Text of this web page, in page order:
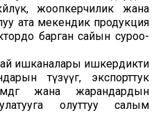
жоопкерчилик жана
ата мекендик продукция
барган сайын суроо-
ишканалары ишкердикти
түзүүгө, экспорттук
жана жарандардын
олуттуу салым